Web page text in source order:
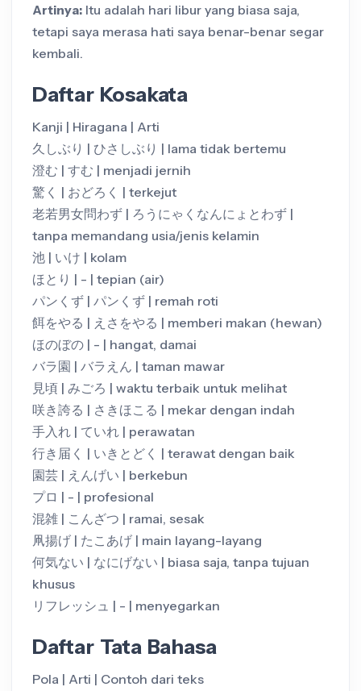
Artinya: Itu adalah hari libur yang biasa saja,
tetapi saya merasa hati saya benar-benar segar
kembali.
Daftar Kosakata
Kanji | Hiragana | Arti
久しぶり | ひさしぶり | lama tidak bertemu
澄む | すむ | menjadi jernih
驚く | おどろく | terkejut
老若男女問わず | ろうにゃくなんにょとわず |
tanpa memandang usia/jenis kelamin
池 | いけ | kolam
ほとり | - | tepian (air)
パンくず | パンくず | remah roti
餌をやる | えさをやる | memberi makan (hewan)
ほのぼの | - | hangat, damai
バラ園 | バラえん | taman mawar
見頃 | みごろ | waktu terbaik untuk melihat
咲き誇る | さきほこる | mekar dengan indah
手入れ | ていれ | perawatan
行き届く | いきとどく | terawat dengan baik
園芸 | えんげい | berkebun
プロ | - | profesional
混雑 | こんざつ | ramai, sesak
凧揚げ | たこあげ | main layang-layang
何気ない | なにげない | biasa saja, tanpa tujuan
khusus
リフレッシュ | - | menyegarkan
Daftar Tata Bahasa
Pola | Arti | Contoh dari teks